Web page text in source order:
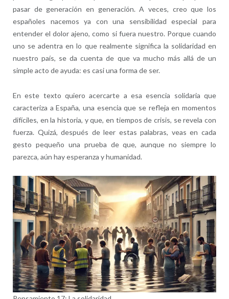
pasar de generación en generación. A veces, creo que los
españoles nacemos ya con una sensibilidad especial para
entender el dolor ajeno, como si fuera nuestro. Porque cuando
uno se adentra en lo que realmente significa la solidaridad en
nuestro país, se da cuenta de que va mucho más allá de un
simple acto de ayuda: es casi una forma de ser.
En este texto quiero acercarte a esa esencia solidaria que
caracteriza a España, una esencia que se refleja en momentos
difíciles, en la historia, y que, en tiempos de crisis, se revela con
fuerza. Quizá, después de leer estas palabras, veas en cada
gesto pequeño una prueba de que, aunque no siempre lo
parezca, aún hay esperanza y humanidad.